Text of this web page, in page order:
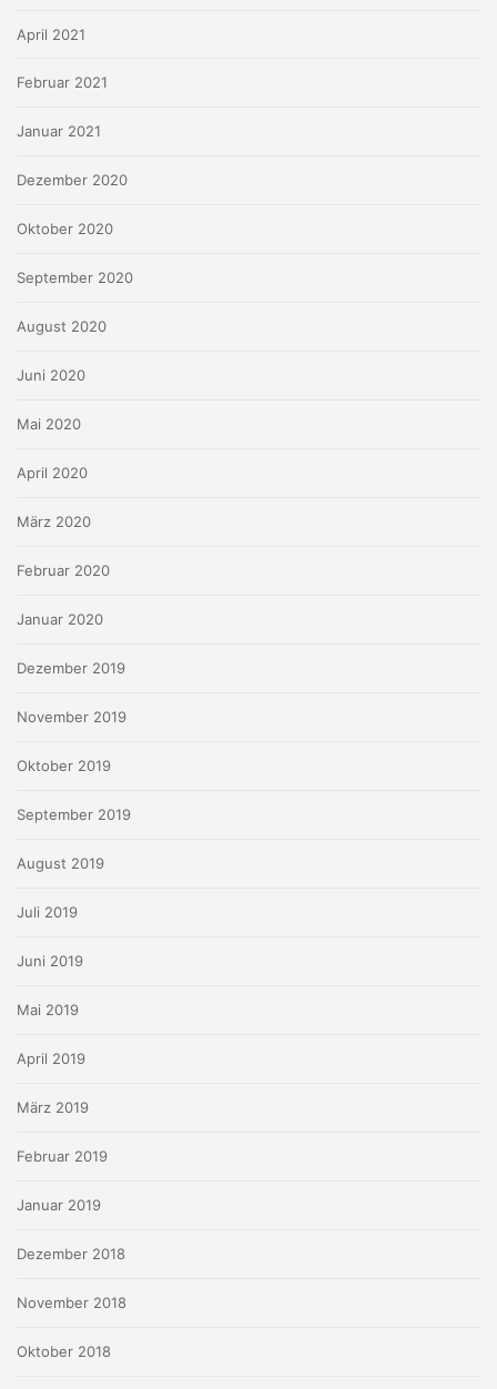
April 2021
Februar 2021
Januar 2021
Dezember 2020
Oktober 2020
September 2020
August 2020
Juni 2020
Mai 2020
April 2020
März 2020
Februar 2020
Januar 2020
Dezember 2019
November 2019
Oktober 2019
September 2019
August 2019
Juli 2019
Juni 2019
Mai 2019
April 2019
März 2019
Februar 2019
Januar 2019
Dezember 2018
November 2018
Oktober 2018